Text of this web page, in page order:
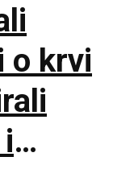
o krvi